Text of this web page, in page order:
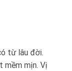
từ lâu đời.
mềm mịn. Vị